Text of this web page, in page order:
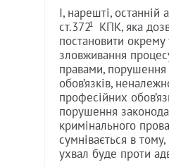
І, нарешті,
ст.3721
КПК, яка
постановити окрему
зловживання
правами,
обов’язків,
професійних
порушення
кримінального
сумнівається в
ухвал буде проти